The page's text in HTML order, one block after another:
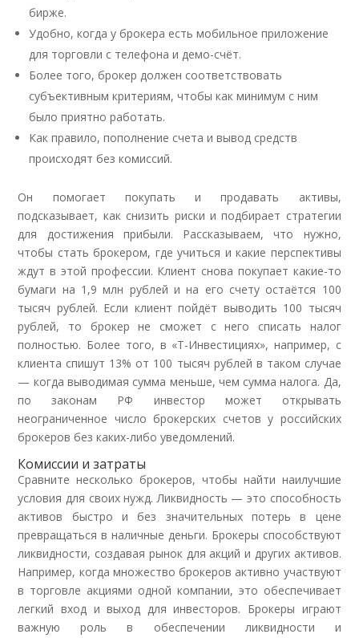
бирже.
Удобно, когда у брокера есть мобильное приложение
для торговли с телефона и демо-счёт.
Более того, брокер должен соответствовать
субъективным критериям, чтобы как минимум с ним
было приятно работать.
Как правило, пополнение счета и вывод средств
происходят без комиссий.
Он помогает покупать и продавать активы,
подсказывает, как снизить риски и подбирает стратегии
для достижения прибыли. Рассказываем, что нужно,
чтобы стать брокером, где учиться и какие перспективы
ждут в этой профессии. Клиент снова покупает какие-то
бумаги на 1,9 млн рублей и на его счету остаётся 100
тысяч рублей. Если клиент пойдёт выводить 100 тысяч
рублей, то брокер не сможет с него списать налог
полностью. Более того, в «Т-Инвестициях», например, с
клиента спишут 13% от 100 тысяч рублей в таком случае
— когда выводимая сумма меньше, чем сумма налога. Да,
по законам РФ инвестор может открывать
неограниченное число брокерских счетов у российских
брокеров без каких-либо уведомлений.
Комиссии и затраты
Сравните несколько брокеров, чтобы найти наилучшие
условия для своих нужд. Ликвидность — это способность
активов быстро и без значительных потерь в цене
превращаться в наличные деньги. Брокеры способствуют
ликвидности, создавая рынок для акций и других активов.
Например, когда множество брокеров активно участвуют
в торговле акциями одной компании, это обеспечивает
легкий вход и выход для инвесторов. Брокеры играют
важную роль в обеспечении ликвидности и